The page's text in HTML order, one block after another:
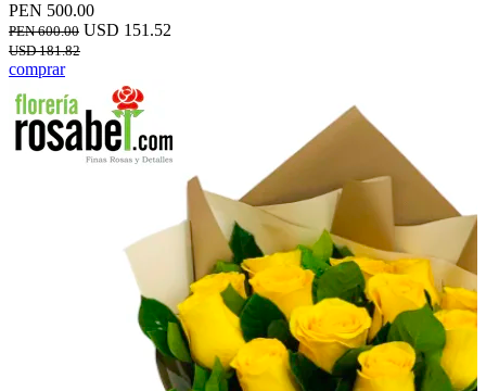
PEN 500.00
PEN 600.00 USD 151.52
USD 181.82
comprar